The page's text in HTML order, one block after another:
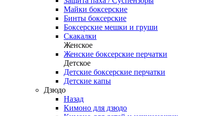
Майки боксерские
Бинты боксерские
Боксерские мешки и груши
Скакалки
Женское
Женские боксерские перчатки
Детское
Детские боксерские перчатки
Детские капы
Дзюдо
Назад
Кимоно для дзюдо